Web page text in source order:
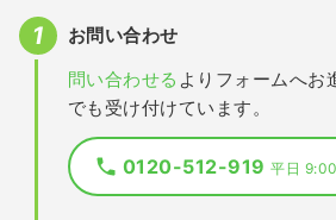
お問い合わせ
問い合わせる よりフォームへお
でも受け付けています。
0120-512-919平日